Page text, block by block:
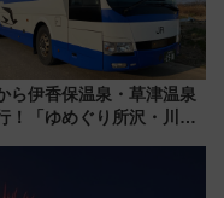
ら伊香保温泉・草津温泉
！「ゆめぐり所沢・川越